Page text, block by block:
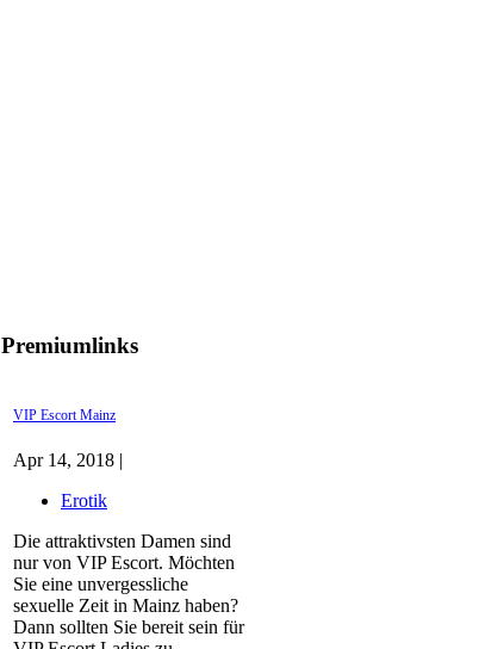
Premiumlinks
VIP Escort Mainz
Apr 14, 2018 |
Erotik
Die attraktivsten Damen sind
nur von VIP Escort. Möchten
Sie eine unvergessliche
sexuelle Zeit in Mainz haben?
Dann sollten Sie bereit sein für